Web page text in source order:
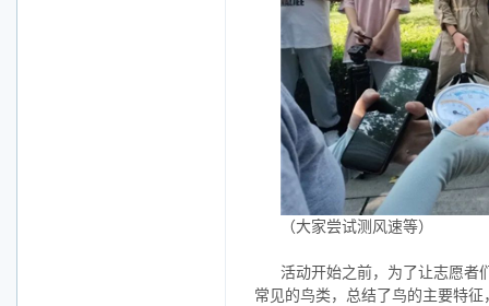
（大家尝试测风速等）
活动开始之前，为了让志愿者
常见的鸟类，总结了鸟的主要特